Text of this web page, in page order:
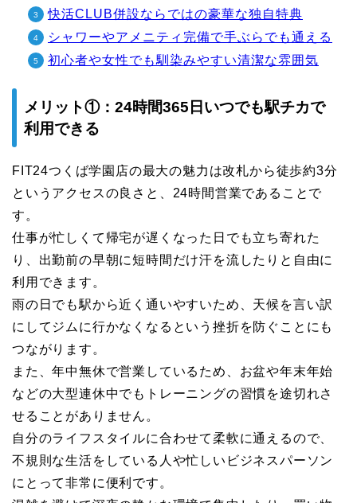
快活CLUB併設ならではの豪華な独自特典
シャワーやアメニティ完備で手ぶらでも通える
初心者や女性でも馴染みやすい清潔な雰囲気
メリット①：24時間365日いつでも駅チカで
利用できる
FIT24つくば学園店の最大の魅力は改札から徒歩約3分
というアクセスの良さと、24時間営業であることで
す。
仕事が忙しくて帰宅が遅くなった日でも立ち寄れた
り、出勤前の早朝に短時間だけ汗を流したりと自由に
利用できます。
雨の日でも駅から近く通いやすいため、天候を言い訳
にしてジムに行かなくなるという挫折を防ぐことにも
つながります。
また、年中無休で営業しているため、お盆や年末年始
などの大型連休中でもトレーニングの習慣を途切れさ
せることがありません。
自分のライフスタイルに合わせて柔軟に通えるので、
不規則な生活をしている人や忙しいビジネスパーソン
にとって非常に便利です。